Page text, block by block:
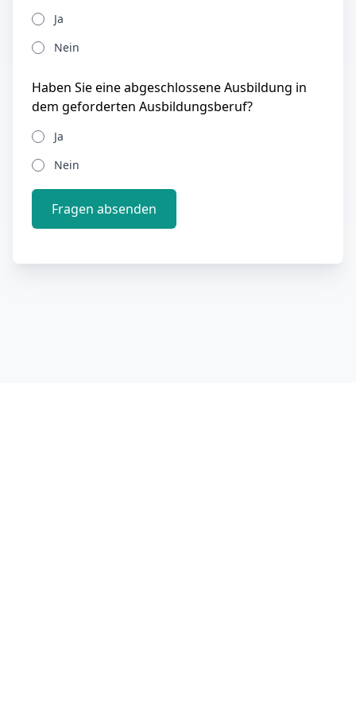
Ja
Nein
Haben Sie eine abgeschlossene Ausbildung in
dem geforderten Ausbildungsberuf?
Ja
Nein
Fragen absenden